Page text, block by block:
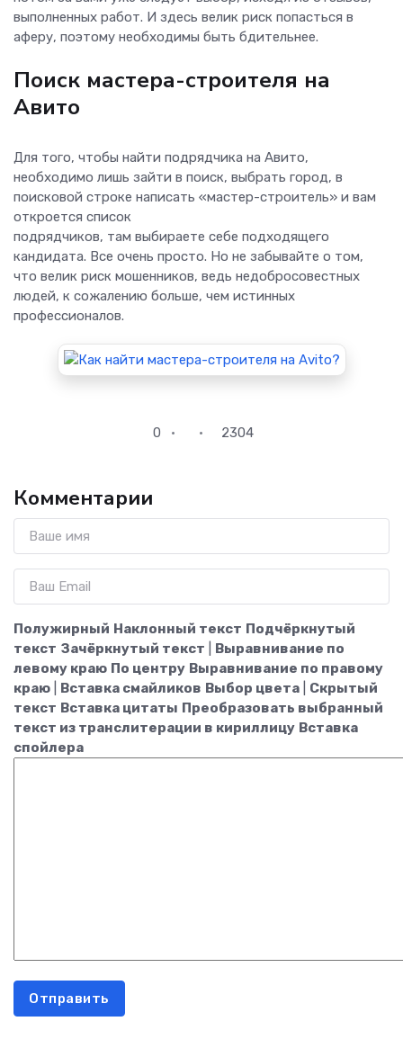
выполненных работ. И здесь велик риск попасться в
аферу, поэтому необходимы быть бдительнее.
Поиск мастера-строителя на
Авито
Для того, чтобы найти подрядчика на Авито,
необходимо лишь зайти в поиск, выбрать город, в
поисковой строке написать «мастер-строитель» и вам
откроется список
подрядчиков, там выбираете себе подходящего
кандидата. Все очень просто. Но не забывайте о том,
что велик риск мошенников, ведь недобросовестных
людей, к сожалению больше, чем истинных
профессионалов.
0 2304
Комментарии
Полужирный Наклонный текст Подчёркнутый
текст Зачёркнутый текст
Выравнивание по
левому краю По центру Выравнивание по правому
краю
Вставка смайликов Выбор цвета
Скрытый
текст Вставка цитаты Преобразовать выбранный
текст из транслитерации в кириллицу Вставка
спойлера
Отправить